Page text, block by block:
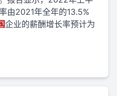
由2021年全年的13.5%
企业的薪酬增长率预计为